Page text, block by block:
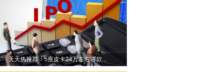
天天热推荐：5座皮卡24万左右哪款...